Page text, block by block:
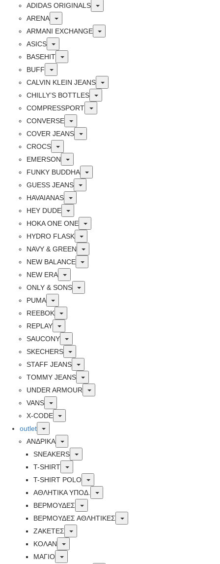
ADIDAS ORIGINALS
Toggle
ARENA
Toggle
ARMANI EXCHANGE
Toggle
ASICS
Toggle
BASEHIT
Toggle
BUFF
Toggle
CALVIN KLEIN JEANS
Toggle
CHILLY’S BOTTLES
Toggle
COMPRESSPORT
Toggle
CONVERSE
Toggle
COVER JEANS
Toggle
CROCS
Toggle
EMERSON
Toggle
FUNKY BUDDHA
Toggle
GUESS JEANS
Toggle
HAVAIANAS
Toggle
HEY DUDE
Toggle
HOKA ONE ONE
Toggle
HYDRO FLASK
Toggle
NAVY & GREEN
Toggle
NEW BALANCE
Toggle
NEW ERA
Toggle
ONLY & SONS
Toggle
PUMA
Toggle
REEBOK
Toggle
REPLAY
Toggle
SAUCONY
Toggle
SKECHERS
Toggle
STAFF JEANS
Toggle
TOMMY JEANS
Toggle
UNDER ARMOUR
Toggle
VANS
Toggle
X-CODE
Toggle
outlet
Toggle
ΑΝΔΡΙΚΑ
Toggle
SNEAKERS
Toggle
T-SHIRT
Toggle
T-SHIRT POLO
Toggle
ΑΘΛΗΤΙΚΑ ΥΠΟΔ.
Toggle
ΒΕΡΜΟΥΔΕΣ
Toggle
ΒΕΡΜΟΥΔΕΣ ΑΘΛΗΤΙΚΕΣ
Toggle
ΖΑΚΕΤΕΣ
Toggle
ΚΟΛΑΝ
Toggle
ΜΑΓΙΟ
Toggle